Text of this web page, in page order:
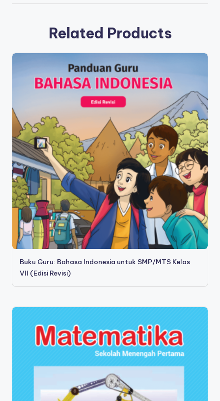
Related Products
Buku Guru: Bahasa Indonesia untuk SMP/MTS Kelas
VII (Edisi Revisi)